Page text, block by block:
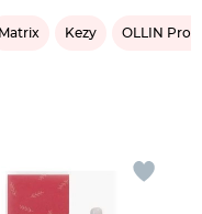
Matrix Kezy OLLIN